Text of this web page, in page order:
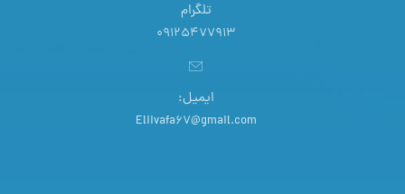
تلگرام
09125477913
ایمیل:
Eliivafa67@gmail.com